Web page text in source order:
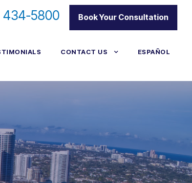
434-5800 Book Your Consultation
CONTACT US ESPAÑOL